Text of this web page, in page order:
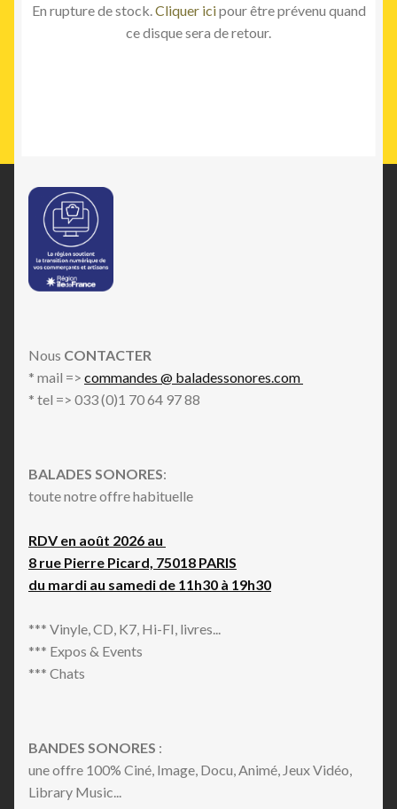
En rupture de stock.Cliquer icipour être prévenu quand
ce disque sera de retour.
Nous CONTACTER
* mail => commandes @ baladessonores.com
* tel => 033 (0)1 70 64 97 88
BALADES SONORES:
toute notre offre habituelle
RDV en août 2026 au
8 rue Pierre Picard, 75018 PARIS
du mardi au samedi de 11h30 à 19h30
*** Vinyle, CD, K7, Hi-FI, livres...
*** Expos & Events
*** Chats
BANDES SONORES :
une offre 100% Ciné, Image, Docu, Animé, Jeux Vidéo,
Library Music...